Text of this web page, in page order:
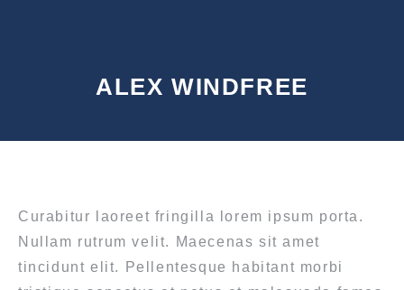
ALEX WINDFREE
Curabitur laoreet fringilla lorem ipsum porta.
Nullam rutrum velit. Maecenas sit amet
tincidunt elit. Pellentesque habitant morbi